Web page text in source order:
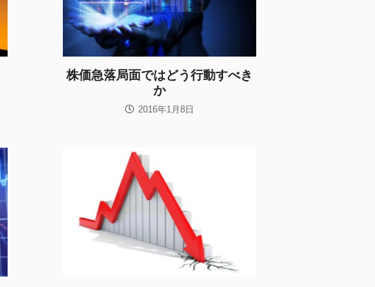
株価急落局面ではどう行動すべき
か
2016年1月8日